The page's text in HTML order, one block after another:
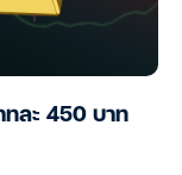
ทละ 450 บาท